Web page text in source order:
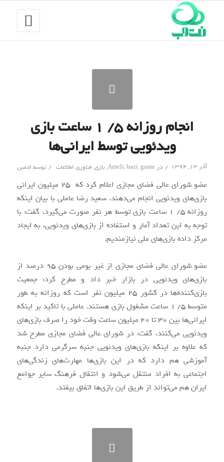
انجام روزانه ۵/ ۱ ساعت بازی
ویدئویی توسط ایرانی‌ها
آذر ۱۳, ۱۳۹۴ / در Ameli,bazi,game
,بازی, فناوری اطلاعات / توسط ادمین
عضو شورای عالی فضای مجازی اعلام کرد که 25 میلیون ایرانی
بازی‌های ویدئویی انجام می‌دهند. سعید رضا عاملی با بیان اینکه
روزانه 5/ 1 ساعت بازی توسط هر نفر صورت می‌گیرد، گفت: با
توجه به این تعداد آمار و استفاده از بازی‌های ویدئویی، به ایجاد
مرکز داده بازی‌های ملی نیازمندیم.
عضو شورای عالی فضای مجازی از غیر بومی بودن 95 درصد از
بازی‌های ویدئویی در بازار خبر داد و مطرح کرد: جمعیت
بازی‌کننده‌ها در کشور 25 میلیون نفر است که روزانه به طور
متوسط 5/ 1 ساعت مشغول بازی هستند. عاملی با تاکید بر اینکه
ایرانی‌ها بین 30 تا 40 میلیون ساعت وقت خود را صرف بازی‌های
ویدئویی می‌کنند، گفت: در شورای عالی فضای مجازی مطرح شد
که علاوه بر اینکه بازی‌های ویدئویی جنبه سرگرمی دارد جنبه
آموزشی هم دارد که در این بازی‌ها مهار‌ت‌های زندگی‌های
اجتماعی به افراد منتقل می‌شود و انتقال فرهنگ سایر جوامع
ایران هم می‌تواند از طریق این بازی‌ها اتفاق بیفتد.